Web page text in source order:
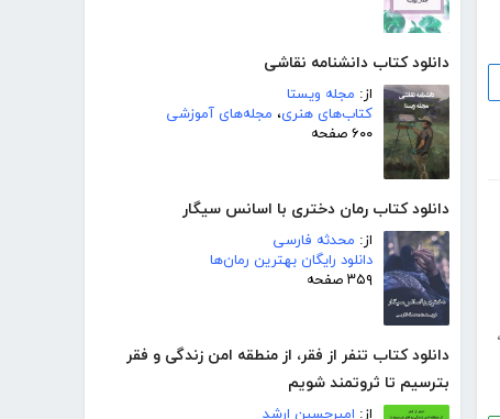
دانلود کتاب دانشنامه نقاشی
از: مجله ویستا
کتاب‌های هنری، مجله‌های آموزشی
۶۰۰ صفحه
دانلود کتاب رمان دختری با اسانس سیگار
از: محدثه فارسی
دانلود رایگان بهترین رمان‌ها
۳۵۹ صفحه
دانلود کتاب تنفر از فقر، از منطقه امن زندگی و فقر
بترسیم تا ثروتمند شویم
از: امیرحسین ارشد
،